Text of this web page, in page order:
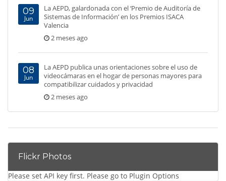
09
Jun
La AEPD, galardonada con el ‘Premio de Auditoría de
Sistemas de Información’ en los Premios ISACA
Valencia
2 meses ago
08
Jun
La AEPD publica unas orientaciones sobre el uso de
videocámaras en el hogar de personas mayores para
compatibilizar cuidados y privacidad
2 meses ago
Flickr Photos
Please set API key first. Please go to Plugin Options